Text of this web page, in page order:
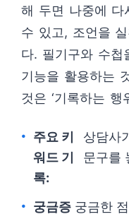
해 두면 나중에 다
수 있고, 조언을
다. 필기구와 수첩
기능을 활용하는
것은 ‘기록하는 행
주요 키
워드 기
록:
상담사
문구를
궁금증 궁금한